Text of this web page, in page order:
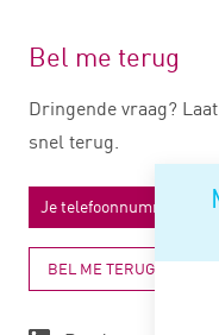
Bel me terug
Dringende vraag?
snel terug.
BEL ME TERUG